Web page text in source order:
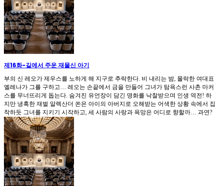
제16화-길에서 주운 재물신 아기
부의 신 레오가 제우스를 노하게 해 지구로 추락한다. 비 내리는 밤, 몰락한 여대표
엘레나가 그를 구하고… 레오는 손끝에서 금을 만들어 그녀가 탐욕스런 사촌 마커
스를 무너뜨리게 돕는다. 숨겨진 유언장이 담긴 명화를 낙찰받으며 인생 역전! 하
지만 냉혹한 재벌 알렉산더 쏜은 아이의 아버지로 오해받는 어색한 상황 속에서 집
착하듯 그녀를 지키기 시작하고, 세 사람의 사랑과 욕망은 어디로 향할까… 과연?